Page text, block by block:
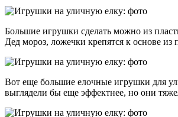
Большие игрушки сделать можно из
Дед мороз, ложечки крепятся к основе из
Вот еще большие елочные игрушки для
выглядели бы еще эффектнее, но они